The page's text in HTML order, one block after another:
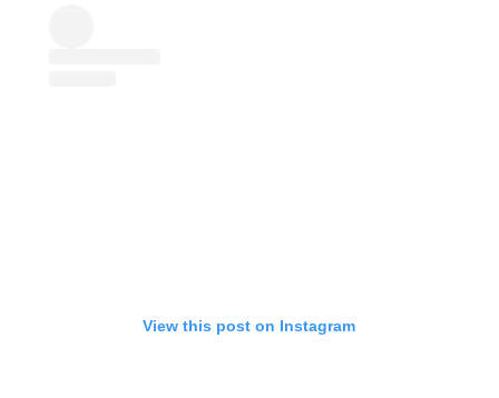
View this post on Instagram